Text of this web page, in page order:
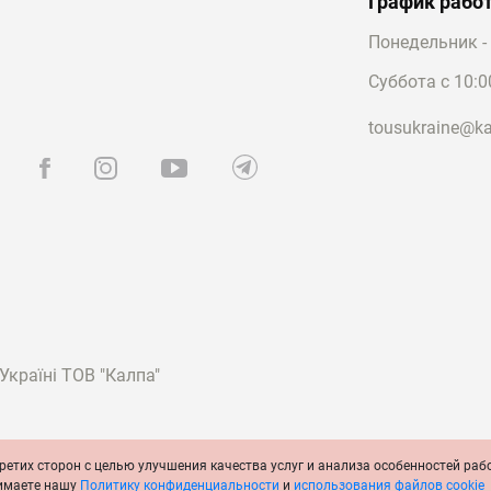
найти как украшения со сдержанным дизайном, так и
магазине регулярно появляются новые
изделия купить можно в виде:
силуэт насекомого.
другими цветными камнями, такими как
Понедельник
Суббота с
ТОВ "Калпа"
Политика конфиденциальности Политика cookie Официальное
сторон с целью улучшения качества услуг и анализа особенностей
нашу Политику конфиденциальности и использования файлов cookie